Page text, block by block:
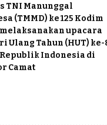
TNI Manunggal
(TMMD) ke 125 Kodim
upacara
Ulang Tahun (HUT) ke-
Indonesia di
Camat